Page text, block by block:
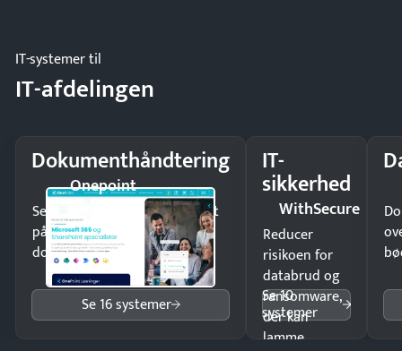
IT-systemer til
IT-afdelingen
Dokumenthåndtering
Onepoint
Send kontrakter til underskrift
på minutter og mist ingen
dokumenter.
Se 16 systemer
IT-
sikkerhed
WithSecure
Reducer
risikoen for
databrud og
ransomware,
der kan
lamme
Se 10
systemer